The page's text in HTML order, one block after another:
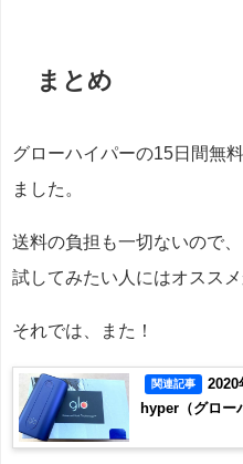
まとめ
グローハイパーの15日間無
ました。
送料の負担も一切ないので
試してみたい人にはオススメ
それでは、また！
関連記事
hyper（グロー